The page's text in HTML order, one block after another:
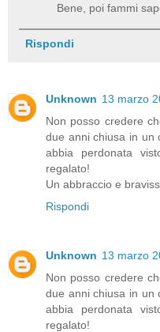
Bene, poi fammi
Rispondi
Unknown 13 marzo
Non posso credere
due anni chiusa in un
abbia perdonata
regalato!
Un abbraccio e
Rispondi
Unknown 13 marzo
Non posso credere
due anni chiusa in un
abbia perdonata
regalato!